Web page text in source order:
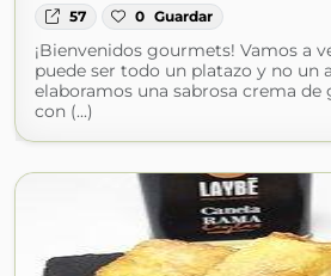
57 0 Guardar
¡Bienvenidos gourmets! Vamos a
puede ser todo un platazo y no un
elaboramos una sabrosa crema de
con (...)